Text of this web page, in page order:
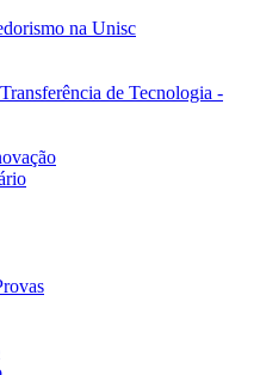
na Unisc
de Tecnologia -